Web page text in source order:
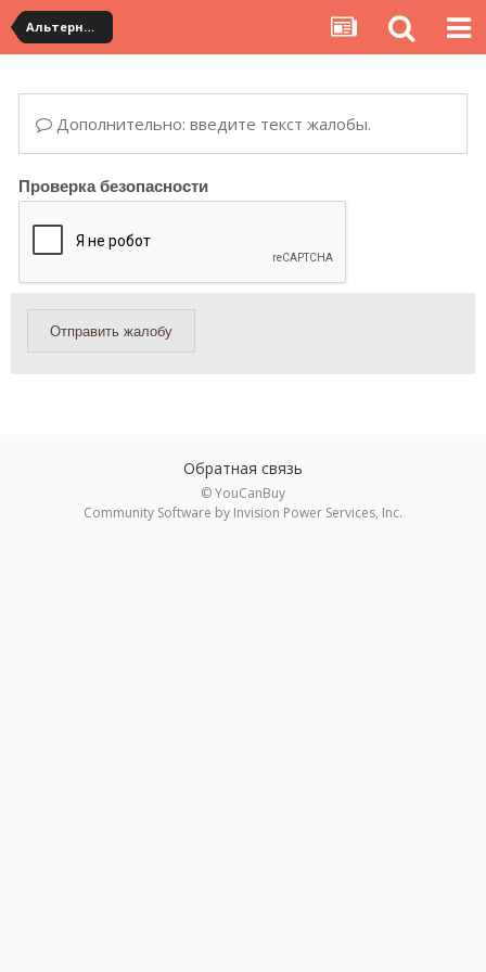
Альтернативная доставка YouCanBuy (mini)
Дополнительно: введите текст жалобы.
Проверка безопасности
Отправить жалобу
Обратная связь
© YouCanBuy
Community Software by Invision Power Services, Inc.